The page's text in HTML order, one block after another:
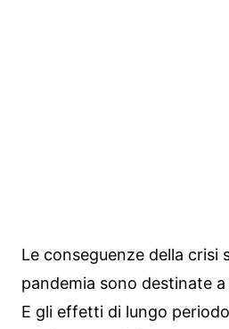
Le conseguenze della crisi
pandemia sono destinate
E gli effetti di lungo